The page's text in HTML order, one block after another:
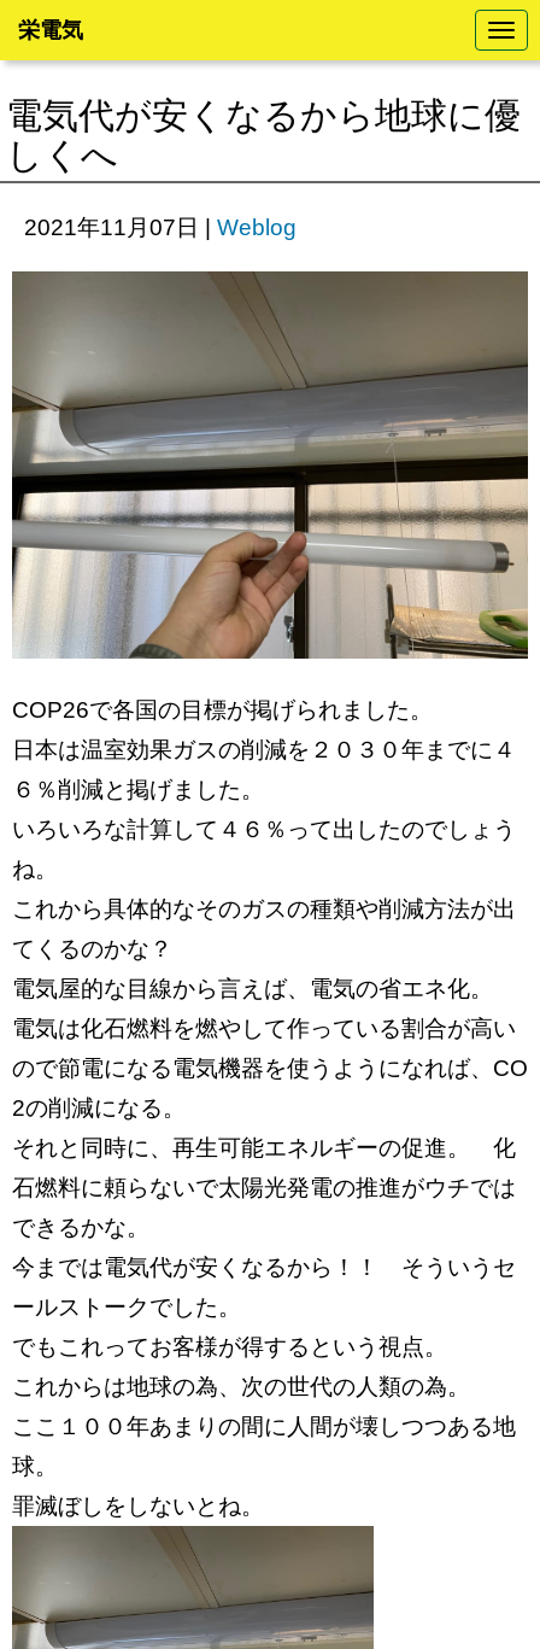
N
a
v
g
a
o
栄電気
電気代が安くなるから地球に優
しくへ
2021年11月07日 | Weblog
COP26で各国の目標が掲げられました。
日本は温室効果ガスの削減を２０３０年までに４
６％削減と掲げました。
いろいろな計算して４６％って出したのでしょう
ね。
これから具体的なそのガスの種類や削減方法が出
てくるのかな？
電気屋的な目線から言えば、電気の省エネ化。
電気は化石燃料を燃やして作っている割合が高い
ので節電になる電気機器を使うようになれば、CO
2の削減になる。
それと同時に、再生可能エネルギーの促進。 化
石燃料に頼らないで太陽光発電の推進がウチでは
できるかな。
今までは電気代が安くなるから！！ そういうセ
ールストークでした。
でもこれってお客様が得するという視点。
これからは地球の為、次の世代の人類の為。
ここ１００年あまりの間に人間が壊しつつある地
球。
罪滅ぼしをしないとね。